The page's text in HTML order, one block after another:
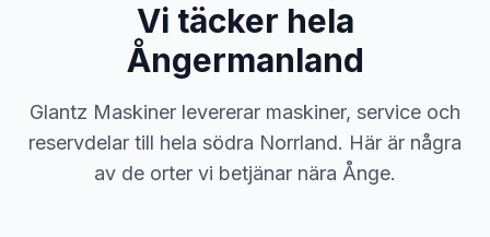
Vi täcker hela
Ångermanland
Glantz Maskiner levererar maskiner, service och
reservdelar till hela södra Norrland. Här är några
av de orter vi betjänar nära Ånge.